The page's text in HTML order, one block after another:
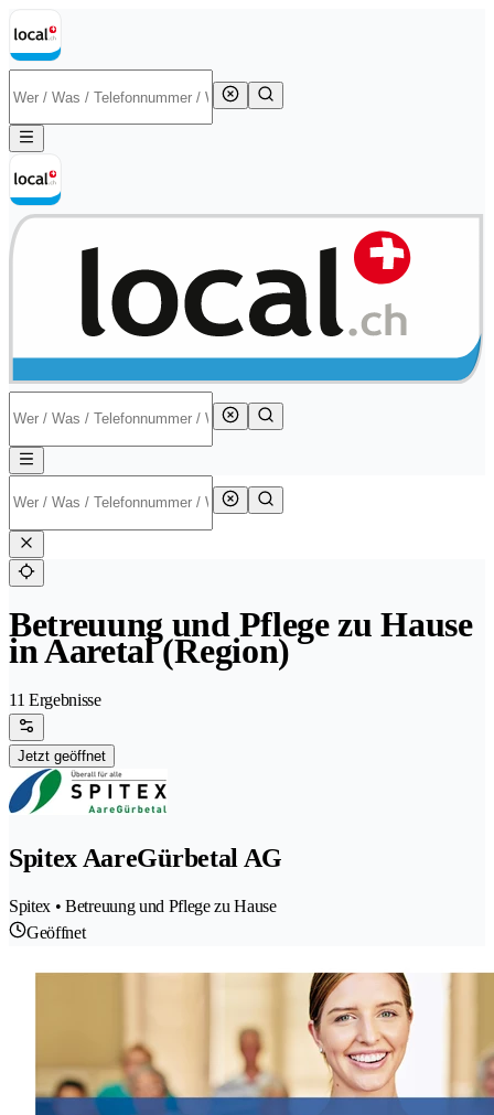
Betreuung und Pflege zu Hause
in Aaretal (Region)
11 Ergebnisse
Jetzt geöffnet
Spitex AareGürbetal AG
Spitex • Betreuung und Pflege zu Hause
Geöffnet